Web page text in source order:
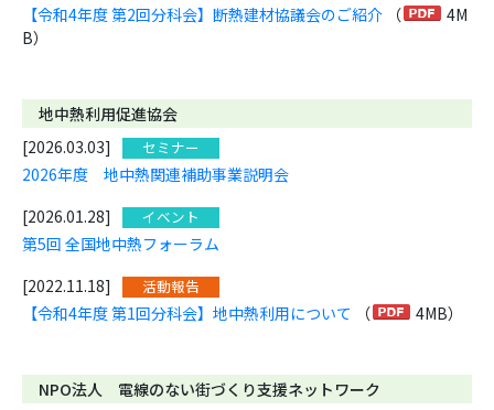
【令和4年度 第2回分科会】断熱建材協議会のご紹介 （
4M
B）
地中熱利用促進協会
[2026.03.03]
セミナー
2026年度 地中熱関連補助事業説明会
[2026.01.28]
イベント
第5回 全国地中熱フォーラム
[2022.11.18]
活動報告
【令和4年度 第1回分科会】地中熱利用について （ 4MB）
NPO法人 電線のない街づくり支援ネットワーク